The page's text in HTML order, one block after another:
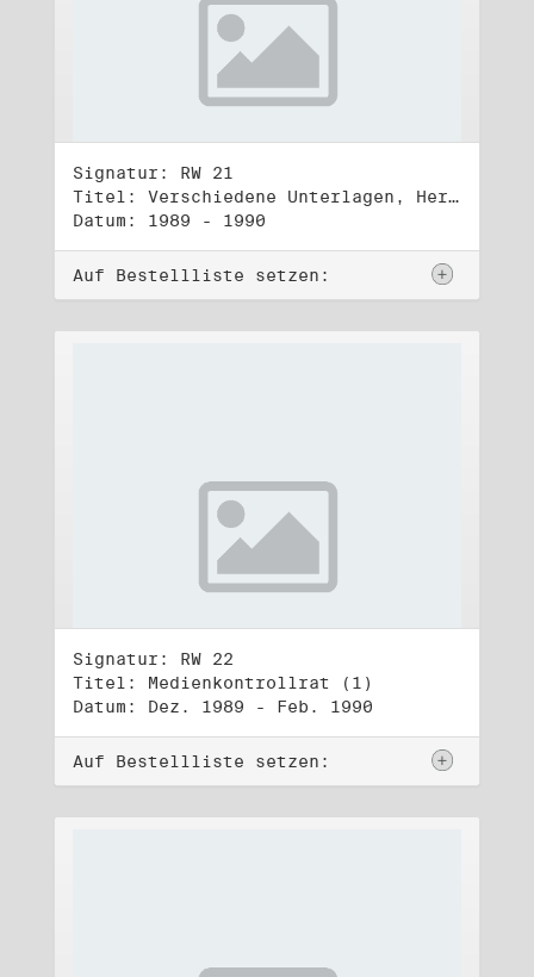
Signatur: RW 21
Titel: Verschiedene Unterlagen, Herbst 1989 bis Herbst 1990
Datum: 1989 - 1990
Auf Bestellliste setzen:
Signatur: RW 22
Titel: Medienkontrollrat (1)
Datum: Dez. 1989 - Feb. 1990
Auf Bestellliste setzen: